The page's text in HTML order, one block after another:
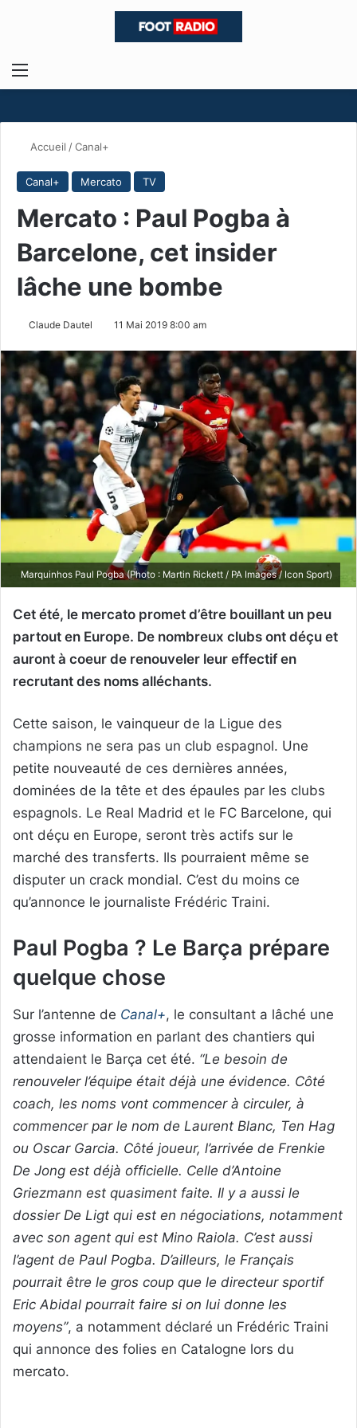
Menu
Accueil /Canal+
Canal+ Mercato TV
Mercato : Paul Pogba à
Barcelone, cet insider
lâche une bombe
Claude Dautel 11 Mai 2019 8:00 am
Marquinhos Paul Pogba (Photo : Martin Rickett / PA Images / Icon Sport)
Cet été, le mercato promet d’être bouillant un peu
partout en Europe. De nombreux clubs ont déçu et
auront à coeur de renouveler leur effectif en
recrutant des noms alléchants.
Cette saison, le vainqueur de la Ligue des
champions ne sera pas un club espagnol. Une
petite nouveauté de ces dernières années,
dominées de la tête et des épaules par les clubs
espagnols. Le Real Madrid et le FC Barcelone, qui
ont déçu en Europe, seront très actifs sur le
marché des transferts. Ils pourraient même se
disputer un crack mondial. C’est du moins ce
qu’annonce le journaliste Frédéric Traini.
Paul Pogba ? Le Barça prépare
quelque chose
Sur l’antenne de Canal+, le consultant a lâché une
grosse information en parlant des chantiers qui
attendaient le Barça cet été. “Le besoin de
renouveler l’équipe était déjà une évidence. Côté
coach, les noms vont commencer à circuler, à
commencer par le nom de Laurent Blanc, Ten Hag
ou Oscar Garcia. Côté joueur, l’arrivée de Frenkie
De Jong est déjà officielle. Celle d’Antoine
Griezmann est quasiment faite. Il y a aussi le
dossier De Ligt qui est en négociations, notamment
avec son agent qui est Mino Raiola. C’est aussi
l’agent de Paul Pogba. D’ailleurs, le Français
pourrait être le gros coup que le directeur sportif
Eric Abidal pourrait faire si on lui donne les
moyens”, a notamment déclaré un Frédéric Traini
qui annonce des folies en Catalogne lors du
mercato.